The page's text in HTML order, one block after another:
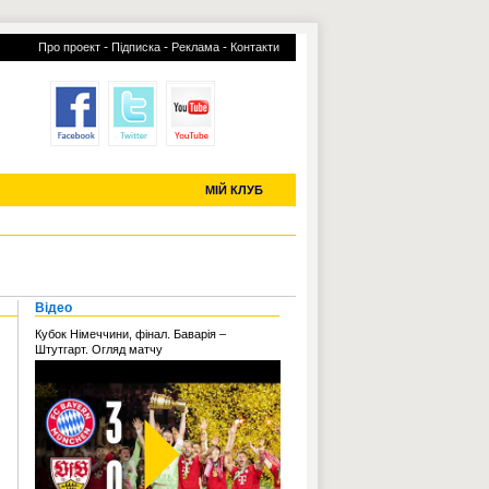
Про проект - Підписка - Реклама - Контакти
МІЙ КЛУБ
УСІ ТРАНСФЕРИ
Відео
Кубок Німеччини, фінал. Баварія –
Штутгарт. Огляд матчу